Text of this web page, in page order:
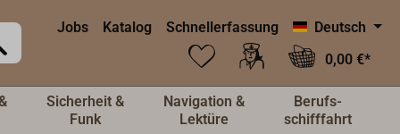
Jobs Katalog Schnellerfassung
Deutsch
0,00 €*
Sicherheit &
Funk
Navigation &
Lektüre
Berufs-
schifffahrt